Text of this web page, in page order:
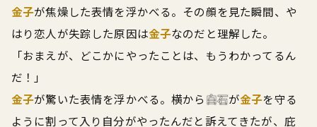
金子が焦燥した表情を浮かべる。その顔を見た瞬間、や
はり恋人が失踪した原因は金子なのだと理解した。
「おまえが、どこかにやったことは、もうわかってるん
だ！」
金子が驚いた表情を浮かべる。横から 白石が金子を守る
ように割って入り自分がやったんだと訴えてきたが、庇